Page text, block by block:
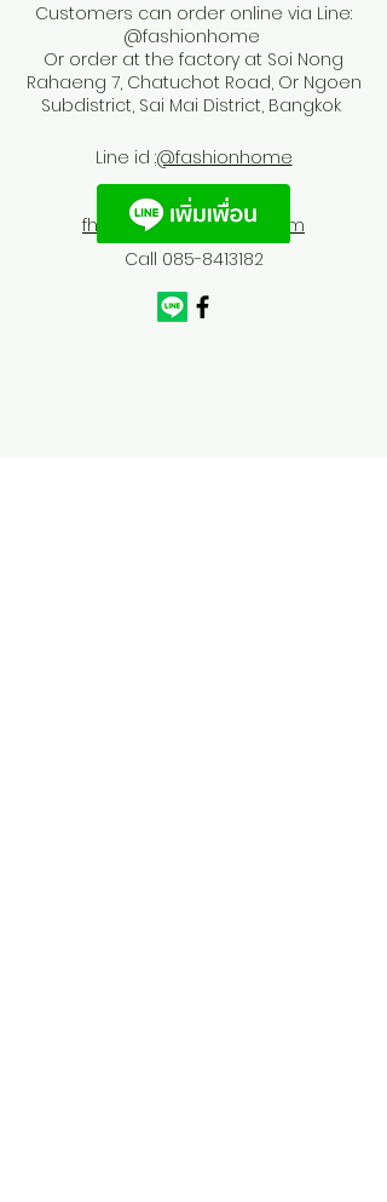
Customers can order online via Line:
@fashionhome
Or order at the factory at Soi Nong
Rahaeng 7, Chatuchot Road, Or Ngoen
Subdistrict, Sai Mai District, Bangkok
Line id :@fashionhome
fhfurnitures@outlook.com
Call 085-8413182